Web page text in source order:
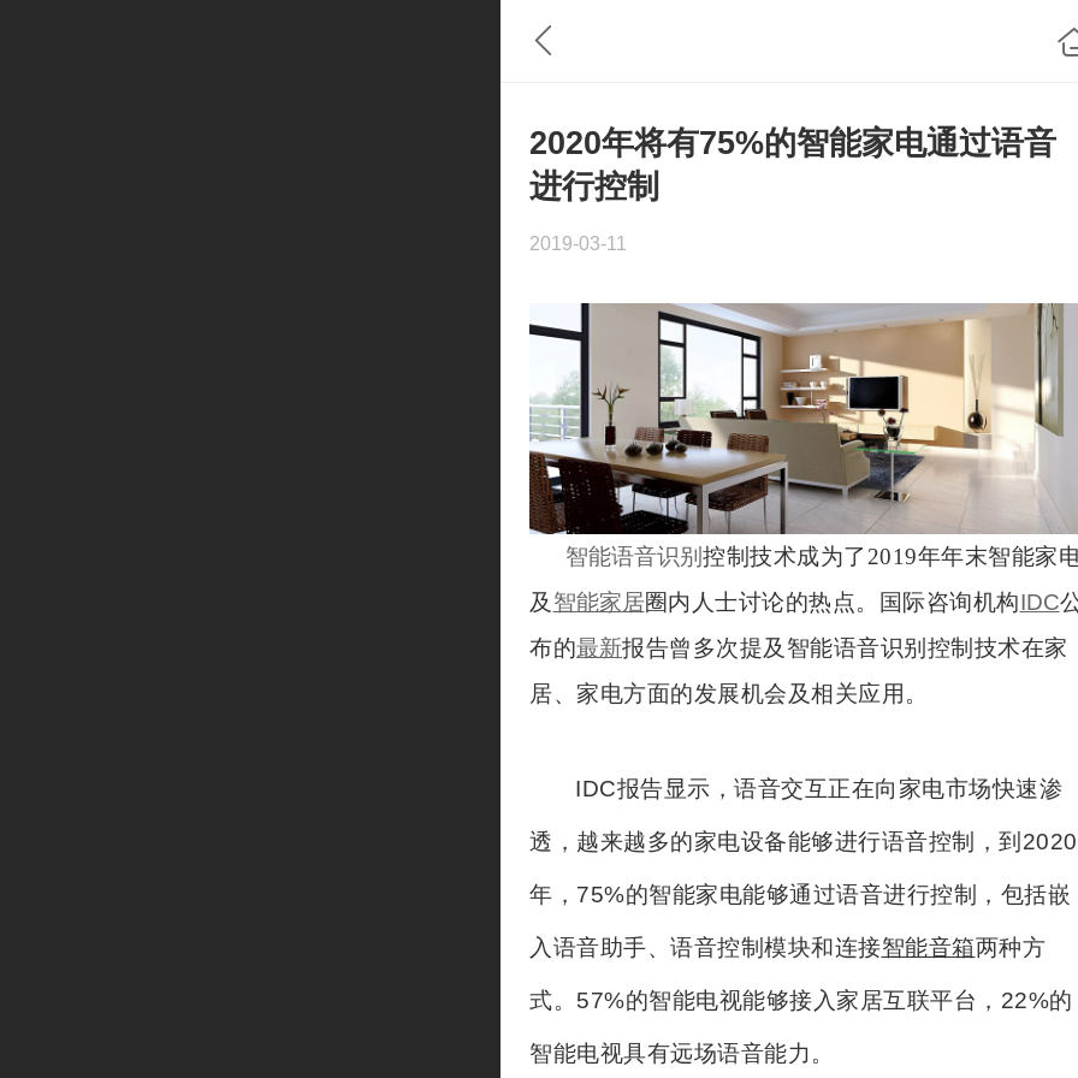
2020年将有75%的智能家电通过语音
进行控制
2019-03-11
智能语音识别 控制技术成为了2019年年末智能家
及 智能家居圈内人士讨论的热点。国际咨询机构IDC
布的最新报告曾多次提及智能语音识别控制技术在家
居、家电方面的发展机会及相关应用。
IDC报告显示，语音交互正在向家电市场快速渗
透，越来越多的家电设备能够进行语音控制，到2020
年，75%的智能家电能够通过语音进行控制，包括嵌
入语音助手、语音控制模块和连接智能音箱两种方
式。57%的智能电视能够接入家居互联平台，22%的
智能电视具有远场语音能力。